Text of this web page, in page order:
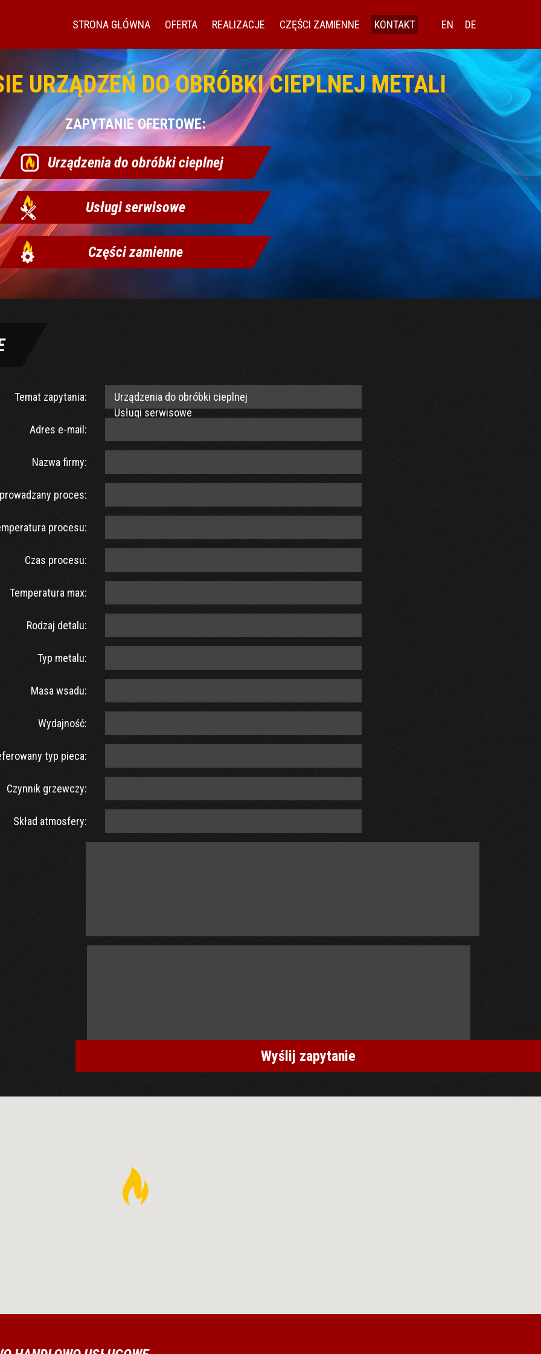
STRONA GŁÓWNA OFERTA REALIZACJE CZĘŚCI ZAMIENNE KONTAKT EN DE
URZĄDZEŃ DO OBRÓBKI CIEPLNEJ METALI
ZAPYTANIE OFERTOWE:
Urządzenia do obróbki cieplnej
Usługi serwisowe
Części zamienne
Temat zapytania:
Adres e-mail:
Nazwa firmy:
proces:
procesu:
Czas procesu:
Temperatura max:
Rodzaj detalu:
Typ metalu:
Masa wsadu:
Wydajność:
typ pieca:
Czynnik grzewczy:
Skład atmosfery:
Wyślij zapytanie